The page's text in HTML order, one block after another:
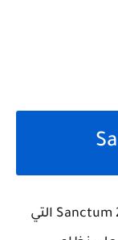
فيما يلي الميزات الرئيسية لـ Sanctum 2 PC Game التي